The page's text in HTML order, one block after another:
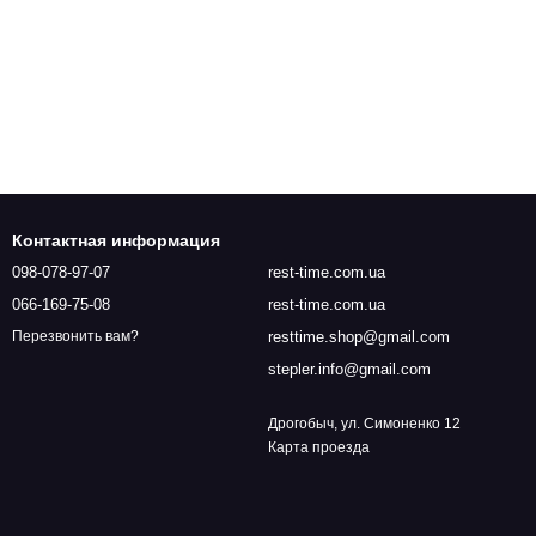
Контактная информация
098-078-97-07
066-169-75-08
Перезвонить вам?
rest-time.com.ua
rest-time.com.ua
resttime.shop@gmail.com
stepler.info@gmail.com
Дрогобыч, ул. Симоненко 12
Карта проезда